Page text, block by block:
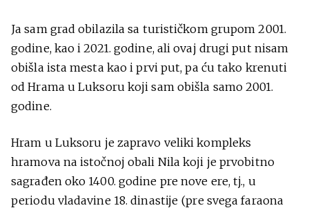
Ja sam grad obilazila sa turističkom grupom 2001.
godine, kao i 2021. godine, ali ovaj drugi put nisam
obišla ista mesta kao i prvi put, pa ću tako krenuti
od Hrama u Luksoru koji sam obišla samo 2001.
godine.
Hram u Luksoru je zapravo veliki kompleks
hramova na istočnoj obali Nila koji je prvobitno
sagrađen oko 1400. godine pre nove ere, tj., u
periodu vladavine 18. dinastije (pre svega faraona